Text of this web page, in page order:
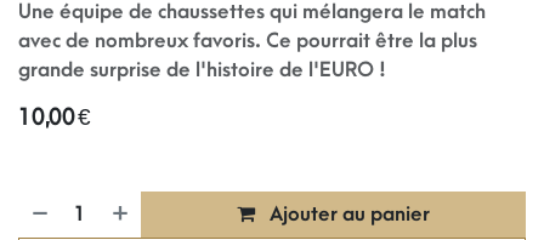
Une équipe de chaussettes qui mélangera le match
avec de nombreux favoris. Ce pourrait être la plus
grande surprise de l'histoire de l'EURO !
10,00€
Ajouter au panier